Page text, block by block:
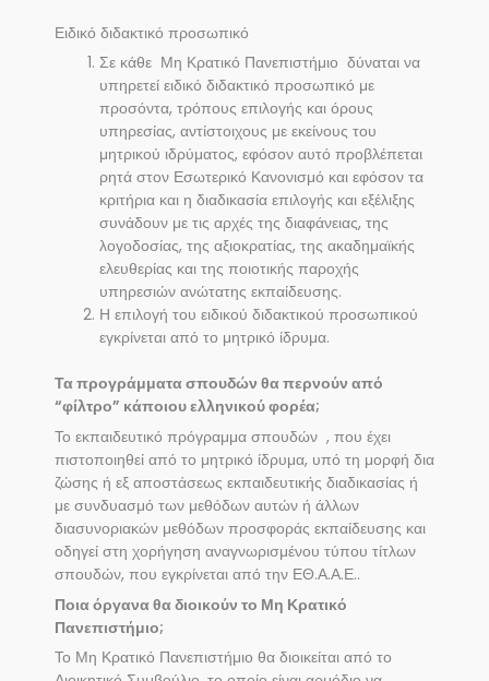
Ειδικό διδακτικό προσωπικό
Σε κάθε Μη Κρατικό Πανεπιστήμιο δύναται να
υπηρετεί ειδικό διδακτικό προσωπικό με
προσόντα, τρόπους επιλογής και όρους
υπηρεσίας, αντίστοιχους με εκείνους του
μητρικού ιδρύματος, εφόσον αυτό προβλέπεται
ρητά στον Εσωτερικό Κανονισμό και εφόσον τα
κριτήρια και η διαδικασία επιλογής και εξέλιξης
συνάδουν με τις αρχές της διαφάνειας, της
λογοδοσίας, της αξιοκρατίας, της ακαδημαϊκής
ελευθερίας και της ποιοτικής παροχής
υπηρεσιών ανώτατης εκπαίδευσης.
Η επιλογή του ειδικού διδακτικού προσωπικού
εγκρίνεται από το μητρικό ίδρυμα.
Τα προγράμματα σπουδών θα περνούν από
“φίλτρο” κάποιου ελληνικού φορέα;
Το εκπαιδευτικό πρόγραμμα σπουδών , που έχει
πιστοποιηθεί από το μητρικό ίδρυμα, υπό τη μορφή δια
ζώσης ή εξ αποστάσεως εκπαιδευτικής διαδικασίας ή
με συνδυασμό των μεθόδων αυτών ή άλλων
διασυνοριακών μεθόδων προσφοράς εκπαίδευσης και
οδηγεί στη χορήγηση αναγνωρισμένου τύπου τίτλων
σπουδών, που εγκρίνεται από την ΕΘ.Α.Α.Ε..
Ποια όργανα θα διοικούν το Μη Κρατικό
Πανεπιστήμιο;
Το Μη Κρατικό Πανεπιστήμιο θα διοικείται από το